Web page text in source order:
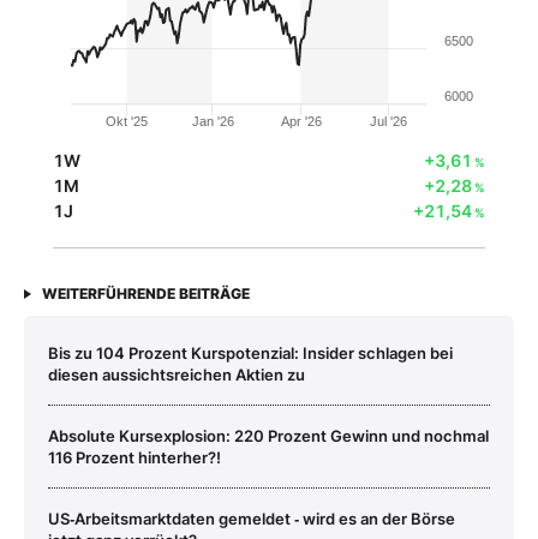
Okt '25 Jan '26 Apr '26 Jul '26
6000
6500
1W +3,61 %
1M +2,28%
1J +21,54%
WEITERFÜHRENDE BEITRÄGE
Bis zu 104 Prozent Kurspotenzial: Insider schlagen bei
diesen aussichtsreichen Aktien zu
Absolute Kursexplosion: 220 Prozent Gewinn und nochmal
116 Prozent hinterher?!
US‑Arbeitsmarktdaten gemeldet ‑ wird es an der Börse